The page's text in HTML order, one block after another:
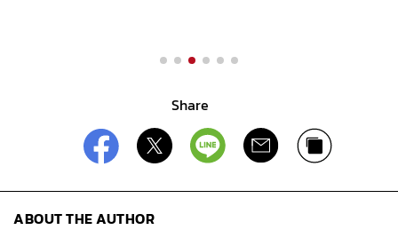
Share
ABOUT THE AUTHOR